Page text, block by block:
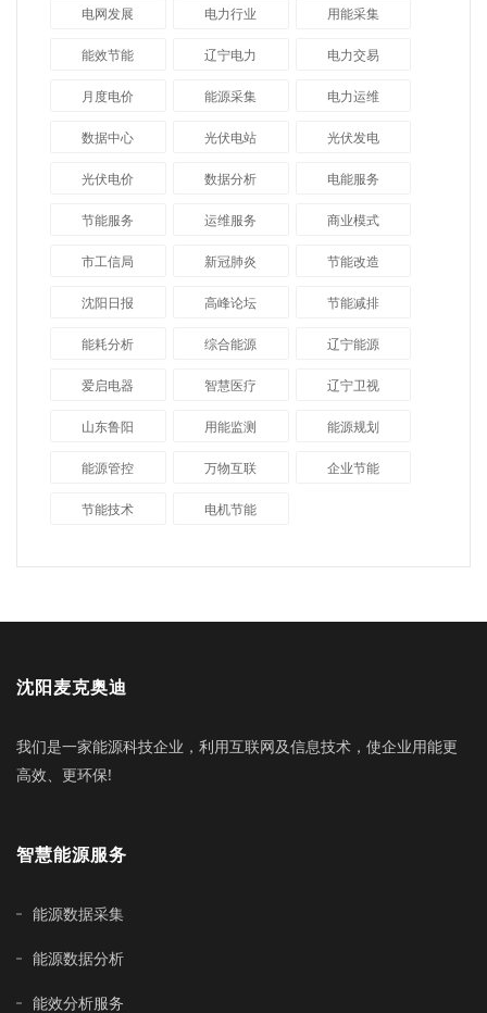
电网发展 电力行业 用能采集
能效节能 辽宁电力 电力交易
月度电价 能源采集 电力运维
数据中心 光伏电站 光伏发电
光伏电价 数据分析 电能服务
节能服务 运维服务 商业模式
市工信局 新冠肺炎 节能改造
沈阳日报 高峰论坛 节能减排
能耗分析 综合能源 辽宁能源
爱启电器 智慧医疗 辽宁卫视
山东鲁阳 用能监测 能源规划
能源管控 万物互联 企业节能
节能技术 电机节能
沈阳麦克奥迪
我们是一家能源科技企业，利用互联网及信息技术，使企业用能更
高效、更环保!
智慧能源服务
能源数据采集
能源数据分析
能效分析服务